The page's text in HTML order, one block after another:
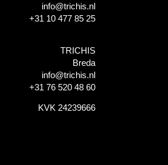
info@trichis.nl
+31 10 477 85 25
TRICHIS
Breda
info@trichis.nl
+31 76 520 48 60
KVK 24239666